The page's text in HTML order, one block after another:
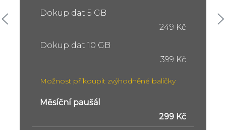
Dokup dat 5 GB
249 Kč
Dokup dat 10 GB
399 Kč
Možnost přikoupit zvýhodněné balíčky
Měsíční paušál
299 Kč